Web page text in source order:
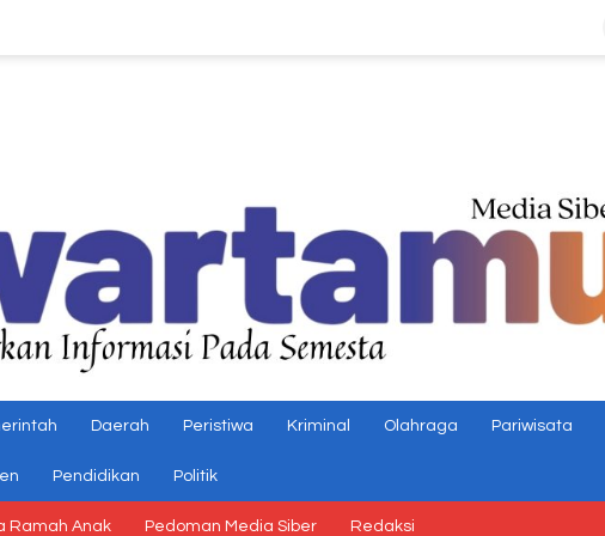
Daerah Peristiwa Kriminal Olahraga Pariwisata
Pendidikan Politik
Ramah Anak Pedoman Media Siber Redaksi